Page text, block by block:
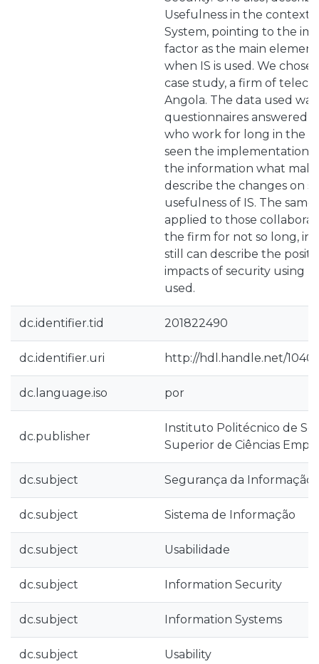
Usefulness in the context
System, pointing to the
factor as the main
when IS is used. We
case study, a firm of
Angola. The data used
questionnaires answered
who work for long in the
seen the implementation
the information what
describe the changes on
usefulness of IS. The
applied to those
the firm for not so long, in
still can describe the
impacts of security using
used.
dc.identifier.tid 201822490
dc.identifier.uri http://hdl.handle.net/
dc.language.iso por
dc.publisher
Instituto Politécnico de
Superior de Ciências
dc.subject Segurança da Informação
dc.subject Sistema de Informação
dc.subject Usabilidade
dc.subject Information Security
dc.subject Information Systems
dc.subject Usability